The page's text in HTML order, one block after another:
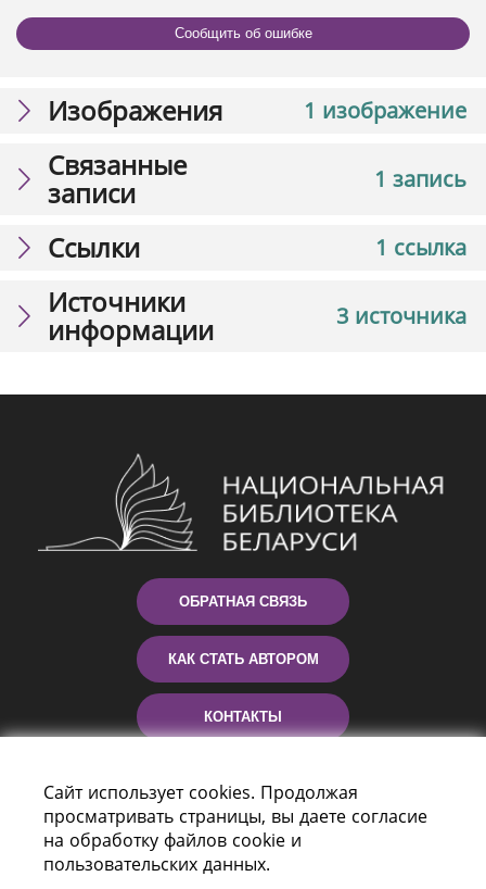
Сообщить об ошибке
1 изображение
Изображения
1 запись
Связанные
записи
1 ссылка
Ссылки
3 источника
Источники
информации
ОБРАТНАЯ СВЯЗЬ
КАК СТАТЬ АВТОРОМ
КОНТАКТЫ
Сайт использует cookies. Продолжая
просматривать страницы, вы даете согласие
на обработку файлов cookie и
пользовательских данных.